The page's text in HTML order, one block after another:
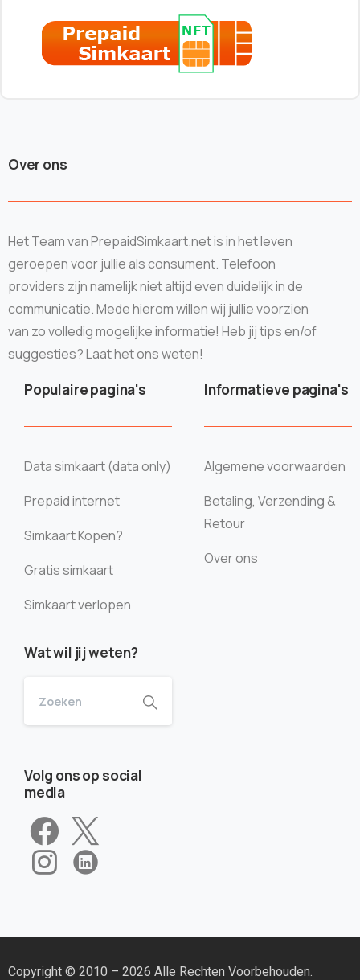
Over ons
Het Team van PrepaidSimkaart.net is in het leven
geroepen voor jullie als consument. Telefoon
providers zijn namelijk niet altijd even duidelijk in de
communicatie. Mede hierom willen wij jullie voorzien
van zo volledig mogelijke informatie! Heb jij tips en/of
suggesties? Laat het ons weten!
Populaire pagina's
Data simkaart (data only)
Prepaid internet
Simkaart Kopen?
Gratis simkaart
Simkaart verlopen
Informatieve pagina's
Algemene voorwaarden
Betaling, Verzending &
Retour
Over ons
Wat wil jij weten?
Volg ons op social
media
Copyright © 2010 – 2026 Alle Rechten Voorbehouden.